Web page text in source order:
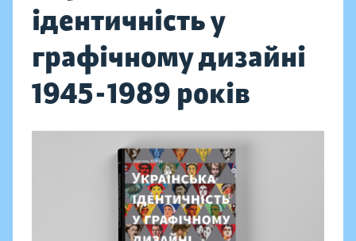
ідентичність у
графічному дизайні
1945-1989 років